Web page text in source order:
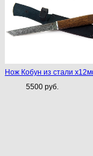
Нож Кобун из стали
5500 руб.